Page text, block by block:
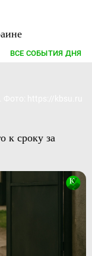
ВСЕ СОБЫТИЯ ДНЯ
к сроку за